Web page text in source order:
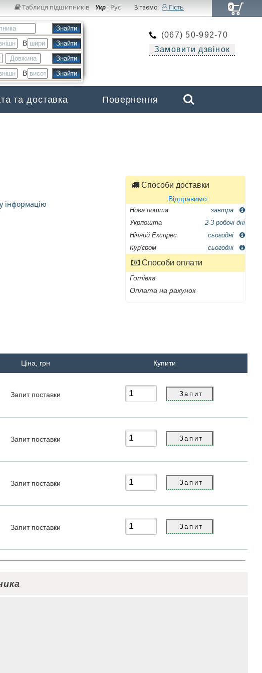
Таблиця підшипників Укр: Рус Вітаємо: Гість
(067) 50-992-70
Замовити дзвінок
B
B
та доставка Повернення
Search
0
інформацію
Способи доставки
Відправимо:
Нова пошта
завтра
Укрпошта
2-3 робочі дні
Нічний Експрес
сьогодні
Кур'єром
сьогодні
Способи оплати
Готівка
Оплата на рахунок
Ціна, грн Купити
Запит поставки
Запит поставки
Запит поставки
Запит поставки